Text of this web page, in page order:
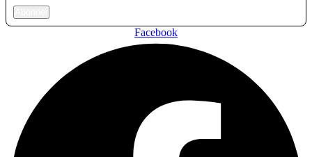
Facebook